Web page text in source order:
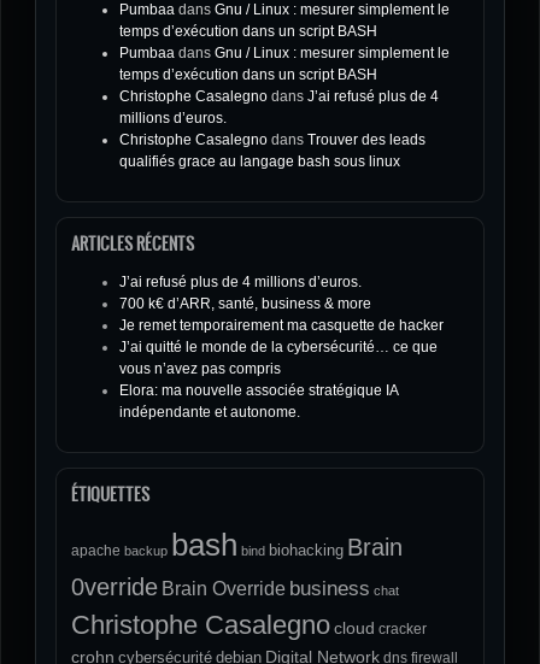
Pumbaa dans Gnu / Linux : mesurer simplement le
temps d’exécution dans un script BASH
Pumbaa dans Gnu / Linux : mesurer simplement le
temps d’exécution dans un script BASH
Christophe Casalegno dans J’ai refusé plus de 4
millions d’euros.
Christophe Casalegno dans Trouver des leads
qualifiés grace au langage bash sous linux
ARTICLES RÉCENTS
J’ai refusé plus de 4 millions d’euros.
700 k€ d’ARR, santé, business & more
Je remet temporairement ma casquette de hacker
J’ai quitté le monde de la cybersécurité… ce que
vous n’avez pas compris
Elora: ma nouvelle associée stratégique IA
indépendante et autonome.
ÉTIQUETTES
apache backup bash bind biohacking Brain
0verride Brain Override business chat
Christophe Casalegnocloud cracker
crohn cybersécurité debian Digital Network dns firewall